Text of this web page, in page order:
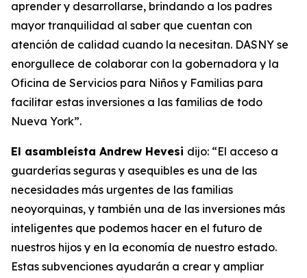
aprender y desarrollarse, brindando a los padres
mayor tranquilidad al saber que cuentan con
atención de calidad cuando la necesitan. DASNY se
enorgullece de colaborar con la gobernadora y la
Oficina de Servicios para Niños y Familias para
facilitar estas inversiones a las familias de todo
Nueva York”.
El asambleísta Andrew Hevesi dijo: “El acceso a
guarderías seguras y asequibles es una de las
necesidades más urgentes de las familias
neoyorquinas, y también una de las inversiones más
inteligentes que podemos hacer en el futuro de
nuestros hijos y en la economía de nuestro estado.
Estas subvenciones ayudarán a crear y ampliar